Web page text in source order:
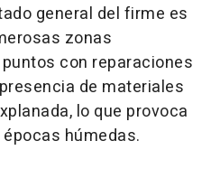
general del firme es
zonas
con reparaciones
de materiales
lo que provoca
húmedas.